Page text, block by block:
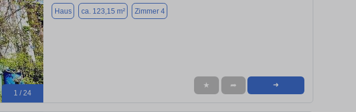
1 / 24
Haus ca. 123,15 m² Zimmer 4
★ ➦ ➜